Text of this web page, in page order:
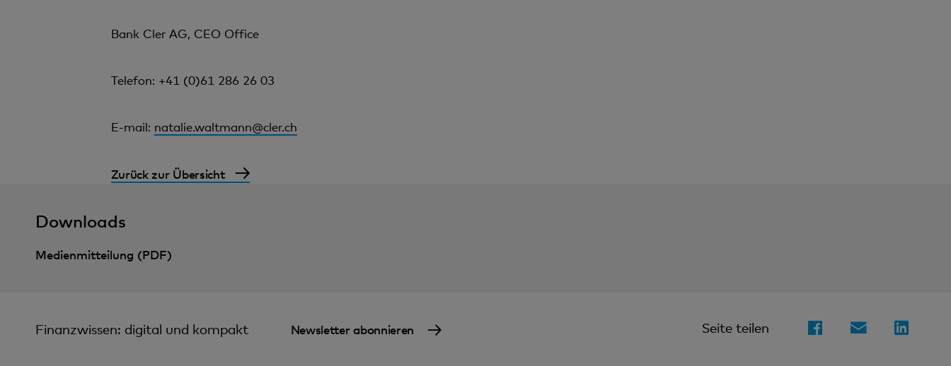
Bank Cler AG, CEO Office
Telefon: +41 (0)61 286 26 03
E-mail: natalie.waltmann@cler.ch
Zurück zur Übersicht
Downloads
Medienmitteilung (PDF)
Finanzwissen: digital und kompakt Newsletter abonnieren Seite teilen